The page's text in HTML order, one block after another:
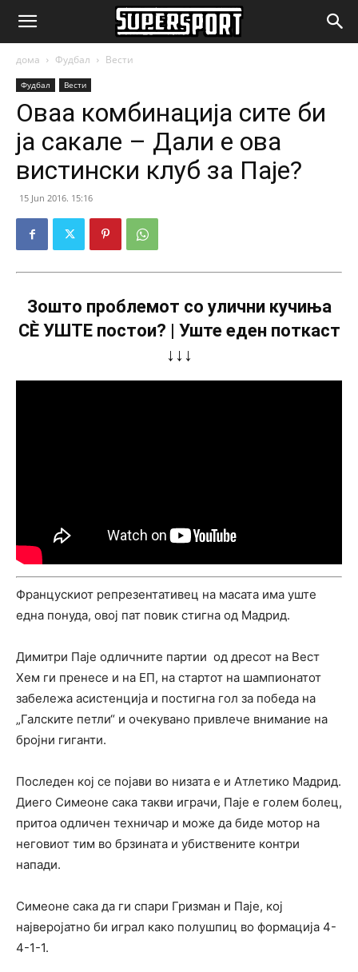
SuperSport.mk
дома Фудбал Вести
Фудбал Вести
Оваа комбинација сите би
ја сакале – Дали е ова
вистински клуб за Паје?
15 Jun 2016. 15:16
Зошто проблемот со улични кучиња
СÈ УШТЕ постои? | Уште еден поткаст
↓↓↓
Францускиот репрезентативец на масата има уште
една понуда, овој пат повик стигна од Мадрид.
Димитри Паје одличните партии од дресот на Вест
Хем ги пренесе и на ЕП, на стартот на шампионатот
забележа асистенција и постигна гол за победа на
„Галските петли“ и очекувано привлече внимание на
бројни гиганти.
Последен кој се појави во низата е и Атлетико Мадрид.
Диего Симеоне сака такви играчи, Паје е голем болец,
притоа одличен техничар и може да биде мотор на
неговиот тим во брзината и убиствените контри
напади.
Симеоне сака да ги спари Гризман и Паје, кој
најверојатно би играл како полушпиц во формација 4-
4-1-1.